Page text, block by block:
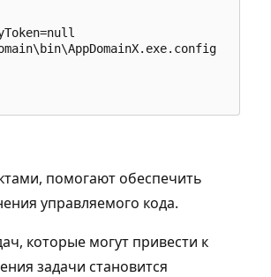
помогают обеспечить
управляемого кода.
которые могут привести к
задачи становится